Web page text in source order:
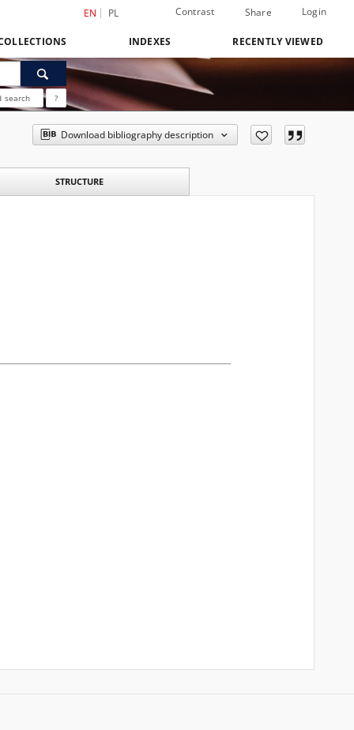
EN PL Contrast Share Login
INDEXES RECENTLY VIEWED
search ?
Download bibliography description
STRUCTURE